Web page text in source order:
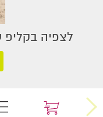
לצפיה בקליפ